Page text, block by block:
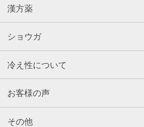
漢方薬
ショウガ
冷え性について
お客様の声
その他